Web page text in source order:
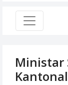
Ministar